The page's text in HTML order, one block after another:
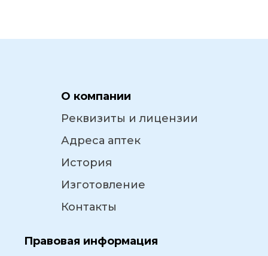
О компании
Реквизиты и лицензии
Адреса аптек
История
Изготовление
Контакты
Правовая информация